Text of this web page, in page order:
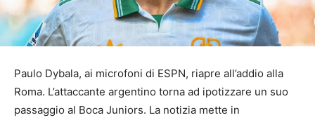
Paulo Dybala, ai microfoni di ESPN, riapre all’addio alla
Roma. L’attaccante argentino torna ad ipotizzare un suo
passaggio al Boca Juniors. La notizia mette in